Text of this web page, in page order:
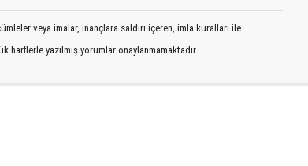
veya imalar, inançlara saldırı içeren, imla kuralları ile
harflerle yazılmış yorumlar onaylanmamaktadır.